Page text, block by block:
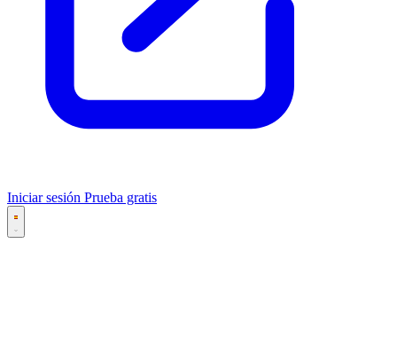
Iniciar sesión Prueba gratis